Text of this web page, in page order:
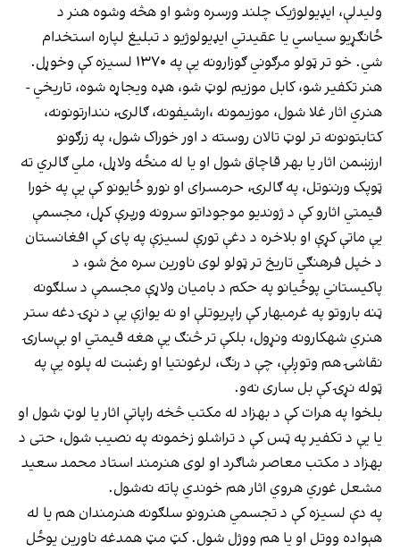
ولیدلې، ایډیولوژیک چلند ورسره وشو او هڅه وشوه هنر د
ځانګړیو سیاسي یا عقیدتي ايډيولوژیو د تبلیغ لپاره استخدام
شي. خو تر ټولو مرګوني ګوزارونه یې په ۱۳۷۰ لسیزه کې وخوړل.
هنر تکفیر شو، کابل موزیم لوټ شو، هډه ویجاړه شوه، تاریخي -
هنري اثار غلا شول، موزیمونه ،ارشیفونه، ګالرۍ، نندارتونونه،
کتابتونونه تر لوټ تالان روسته د اور خوراک شول، په زرګونو
ارزښمن اثار یا بهر قاچاق شول او یا له منځه ولاړل، ملي ګالري ته
ټوپک ورننوتل، په ګالرۍ، حرمسرای او نورو ځایونو کې یې په خورا
قیمتي اثارو کې د ژوندیو موجوداتو سرونه ورپرې کړل، مجسمې
یې ماتې کړې او بلاخره د دغې تورې لسیزې په پای کې افغانستان
د خپل فرهنګي تاریخ تر ټولو لوی ناورین سره مخ شو، د
پاکیستاني پوځیانو په حکم د بامیان ولاړې مجسمې د سلګونه
ټنه باروتو په غرمبهار کې راپریوتلې او نه یوازې یې د نړۍ دغه ستر
هنري شهکارونه ونړول، بلکې تر څنګ یې هغه قیمتي او بې‌سارۍ
نقاشۍ هم وتوږلې، چې د رنګ، لرغونتیا او رغښت له پلوه یې په
ټوله نړۍ کې بل ساری نه‌و.
بلخوا په هرات کې د بهزاد له مکتب څخه راپاتې اثار یا لوټ شول او
یا یې د تکفیر په ټس کې د تراشلو زخمونه په نصیب شول، حتی د
بهزاد د مکتب معاصر شاګرد او لوی هنرمند استاد محمد سعید
مشعل غوري هروي اثار هم خوندي پاته نه‌شول.
په دې لسیزه کې د تجسمي هنرونو سلګونه هنرمندان هم یا له
هېواده ووتل او یا هم ووژل شول. کټ مټ همدغه ناورین یوځل